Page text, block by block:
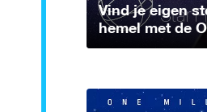
Vind je eigen
hemel met de